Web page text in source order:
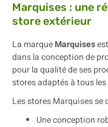
Marquises : une
store extérieur
La marqueMarquises
dans la conception de
pour la qualité de ses
stores adaptés à tous
Les stores Marquises
Une conception